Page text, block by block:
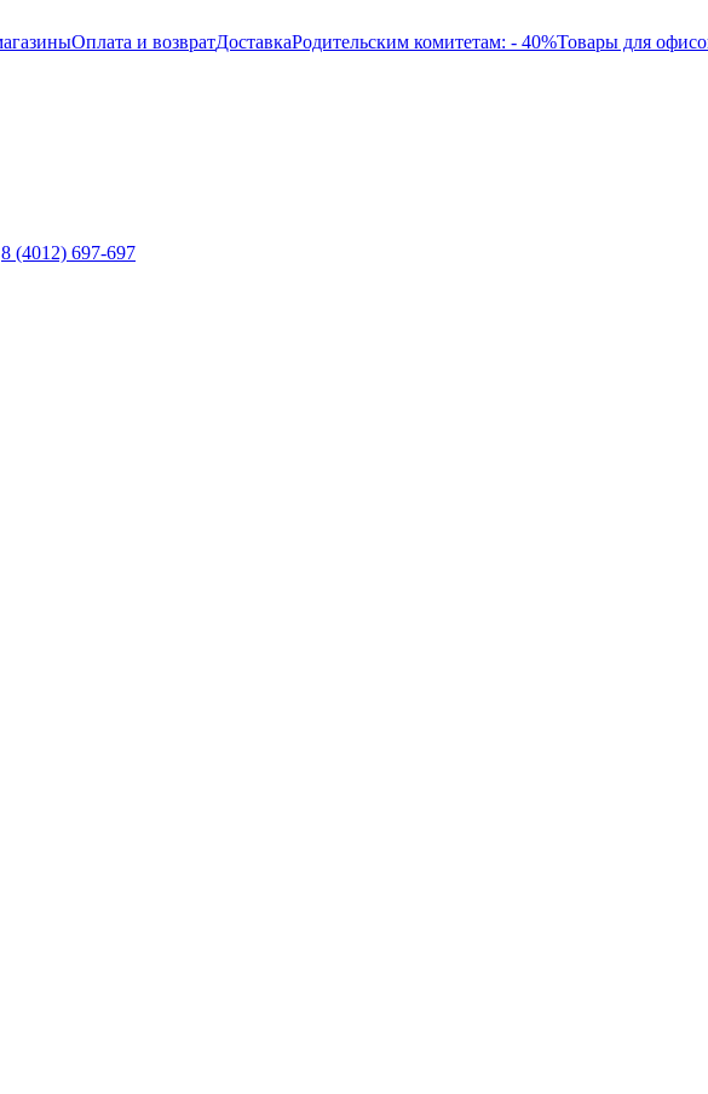
Оплата и возвратДоставкаРодительским комитетам: - 40%Товары для
8 (4012) 697-697